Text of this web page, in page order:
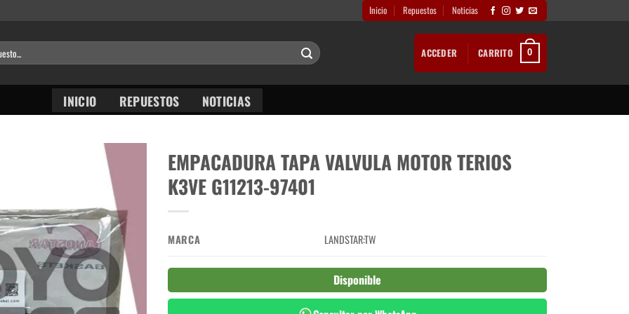
Inicio Repuestos Noticias
ACCEDER CARRITO 0
INICIO REPUESTOS NOTICIAS
EMPACADURA TAPA VALVULA MOTOR TERIOS
K3VE G11213-97401
MARCA LANDSTAR:TW
Disponible